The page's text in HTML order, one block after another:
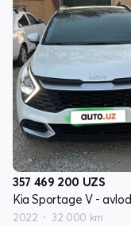
357 469 200 UZS
Kia Sportage V - avlod
2022 32 000 km